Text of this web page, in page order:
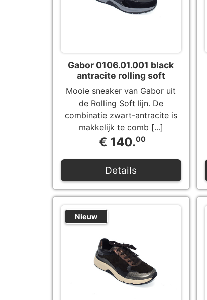
Gabor 0106.01.001 black
antracite rolling soft
Mooie sneaker van Gabor uit
de Rolling Soft lijn. De
combinatie zwart-antracite is
makkelijk te comb [...]
€ 140.00
Details
Nieuw